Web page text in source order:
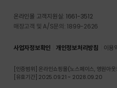
온라인몰 고객지원실: 1661-3512
매장고객 및 A/S문의: 1899-2626
사업자정보확인 개인정보처리방침 이용
[인증범위] 온라인쇼핑몰(노스페이스, 영원아
[유효기간] 2025.09.21 ~ 2028.09.20